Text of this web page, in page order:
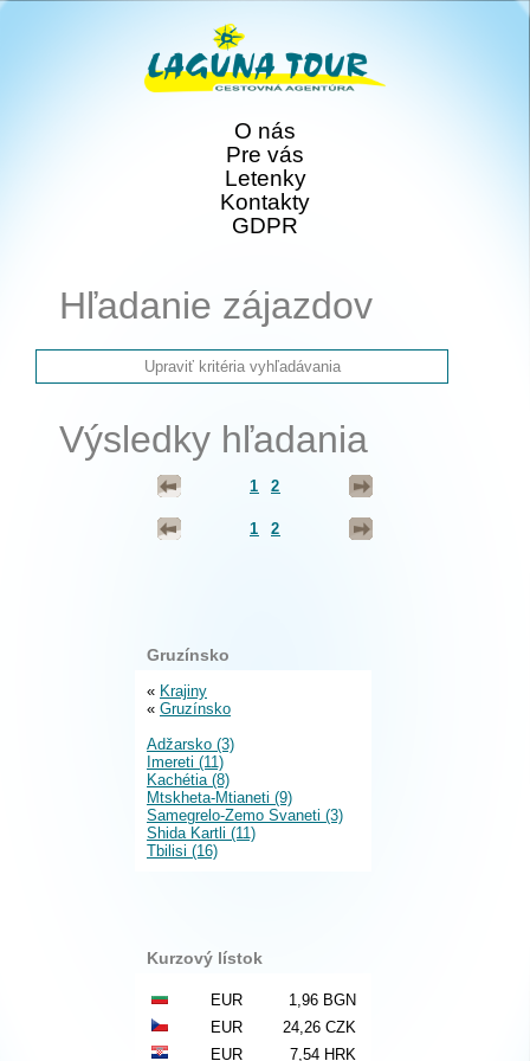
O nás
Pre vás
Letenky
Kontakty
GDPR
Hľadanie zájazdov
Výsledky hľadania
1 2
1 2
Gruzínsko
« Krajiny
« Gruzínsko
Adžarsko (3)
Imereti (11)
Kachétia (8)
Mtskheta-Mtianeti (9)
Samegrelo-Zemo Svaneti (3)
Shida Kartli (11)
Tbilisi (16)
Kurzový lístok
EUR
1,96 BGN
EUR
24,26 CZK
EUR
7,54 HRK